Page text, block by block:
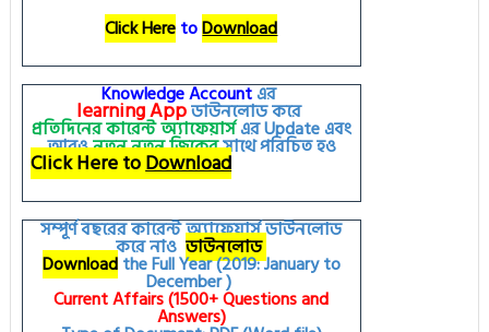
Click HeretoDownload
Knowledge Accountএর
learningAppডাউনলোড করে
প্রতিদিনের কারেন্ট অ্যাফেয়ার্সএরUpdateএবং
আরওনতুননতুনজিকেরসাথে পরিচিত হও
Click Here toDownload
সম্পূর্ণ বছরের কারেন্ট অ্যাফেয়ার্স ডাউনলোড
করে নাও ডাউনলোড
Downloadthe Full Year (2019: January to
December )
Current Affairs (1500+ Questions and
Answers)